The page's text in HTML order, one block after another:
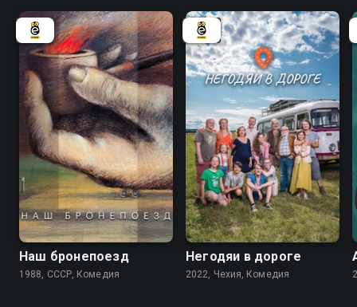
7.3
Наш бронепоезд
1988, СССР, Комедия
6.0
Негодяи в дороге
2022, Чехия, Комедия